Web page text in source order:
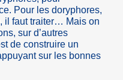
Pour les doryphores,
il faut traiter… Mais on
sur d’autres
de construire un
sur les bonnes